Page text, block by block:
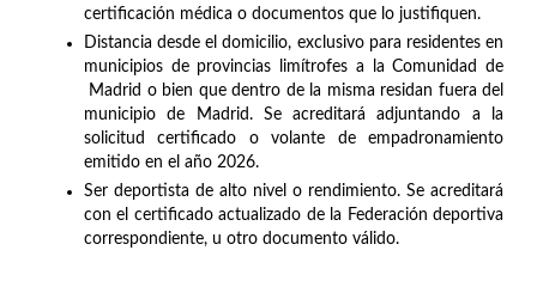
certificación médica o documentos que lo justifiquen.
Distancia desde el domicilio, exclusivo para residentes en
municipios de provincias limítrofes a la Comunidad de
Madrid o bien que dentro de la misma residan fuera del
municipio de Madrid. Se acreditará adjuntando a la
solicitud certificado o volante de empadronamiento
emitido en el año 2026.
Ser deportista de alto nivel o rendimiento. Se acreditará
con el certificado actualizado de la Federación deportiva
correspondiente, u otro documento válido.